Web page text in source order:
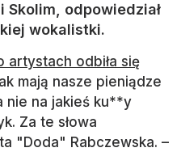
Skolim, odpowiedział
wokalistki.
artystach odbiła się
mają nasze pieniądze
nie na jakieś ku**y
Za te słowa
"Doda" Rabczewska. –